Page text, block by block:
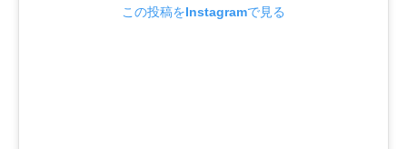
この投稿をInstagramで見る